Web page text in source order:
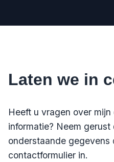
Laten we in
Heeft u vragen over
informatie? Neem
onderstaande gegevens
contactformulier in.